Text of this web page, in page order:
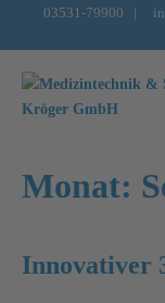
03531-79900 |
Monat:
Innovativer